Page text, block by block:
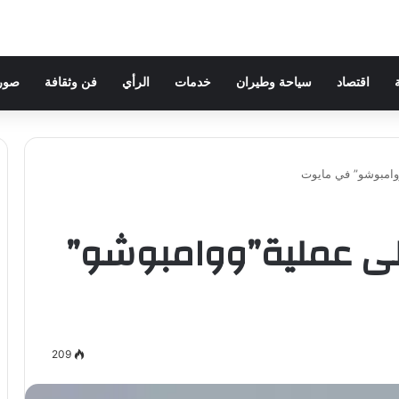
اقتصاد سياحة وطيران خدمات الرأي فن وثقافة
في مايوت
عملية”ووامبوشو”
209